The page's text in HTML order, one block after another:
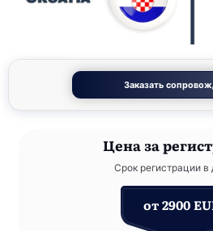
Заказать
Ценаза
Срок регистрации в
от 2900